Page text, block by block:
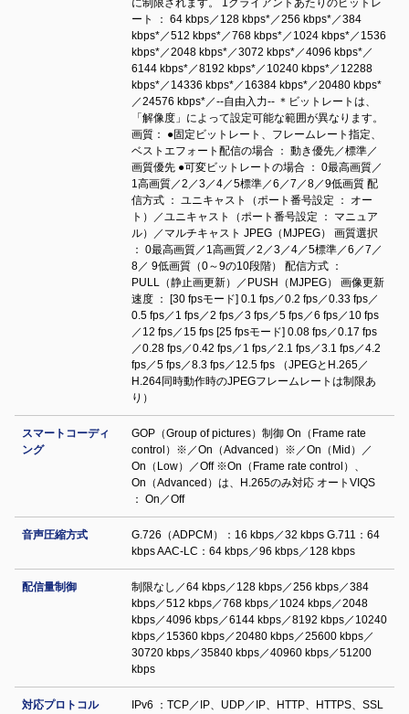
に制限されます。 1クライアントあたりのビットレ
ート ： 64 kbps／128 kbps*／256 kbps*／384
kbps*／512 kbps*／768 kbps*／1024 kbps*／1536
kbps*／2048 kbps*／3072 kbps*／4096 kbps*／
6144 kbps*／8192 kbps*／10240 kbps*／12288
kbps*／14336 kbps*／16384 kbps*／20480 kbps*
／24576 kbps*／--自由入力-- ＊ビットレートは、
「解像度」によって設定可能な範囲が異なります。
画質： ●固定ビットレート、フレームレート指定、
ベストエフォート配信の場合 ： 動き優先／標準／
画質優先 ●可変ビットレートの場合 ： 0最高画質／
1高画質／2／3／4／5標準／6／7／8／9低画質 配
信方式 ： ユニキャスト（ポート番号設定 ： オー
ト）／ユニキャスト（ポート番号設定 ： マニュア
ル）／マルチキャスト JPEG（MJPEG） 画質選択
： 0最高画質／1高画質／2／3／4／5標準／6／7／
8／ 9低画質（0～9の10段階） 配信方式 ：
PULL（静止画更新）／PUSH（MJPEG） 画像更新
速度 ： [30 fpsモード] 0.1 fps／0.2 fps／0.33 fps／
0.5 fps／1 fps／2 fps／3 fps／5 fps／6 fps／10 fps
／12 fps／15 fps [25 fpsモード] 0.08 fps／0.17 fps
／0.28 fps／0.42 fps／1 fps／2.1 fps／3.1 fps／4.2
fps／5 fps／8.3 fps／12.5 fps （JPEGとH.265／
H.264同時動作時のJPEGフレームレートは制限あ
り）
スマートコーディ
ング
GOP（Group of pictures）制御 On（Frame rate
control）※／On（Advanced）※／On（Mid）／
On（Low）／Off ※On（Frame rate control）、
On（Advanced）は、H.265のみ対応 オートVIQS
： On／Off
音声圧縮方式
G.726（ADPCM）：16 kbps／32 kbps G.711：64
kbps AAC-LC：64 kbps／96 kbps／128 kbps
配信量制御
制限なし／64 kbps／128 kbps／256 kbps／384
kbps／512 kbps／768 kbps／1024 kbps／2048
kbps／4096 kbps／6144 kbps／8192 kbps／10240
kbps／15360 kbps／20480 kbps／25600 kbps／
30720 kbps／35840 kbps／40960 kbps／51200
kbps
対応プロトコル
IPv6 ：TCP／IP、UDP／IP、HTTP、HTTPS、SSL